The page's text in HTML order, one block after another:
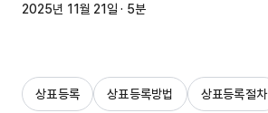
2025년 11월 21일 · 5분
상표등록 상표등록방법 상표등록절차